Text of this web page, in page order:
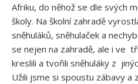
Afriku, do něhož se dle svých
školy. Na školní zahradě
sněhuláků, sněhulaček a
se nejen na zahradě, ale i ve
kreslili a tvořili sněhuláky z
Užili jsme si spoustu zábavy